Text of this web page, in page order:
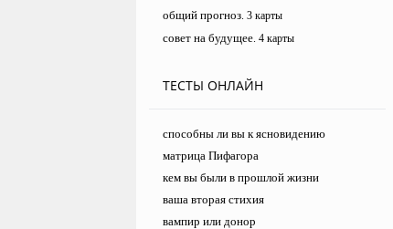
общий прогноз. 3 карты
совет на будущее. 4 карты
ТЕСТЫ ОНЛАЙН
способны ли вы к ясновидению
матрица Пифагора
кем вы были в прошлой жизни
ваша вторая стихия
вампир или донор